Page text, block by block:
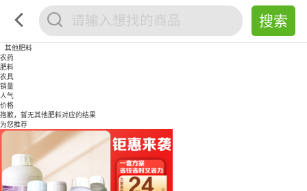
其他肥料
农药
肥料
农具
销量
人气
价格
抱歉，暂无其他肥料对应的结果
为您推荐